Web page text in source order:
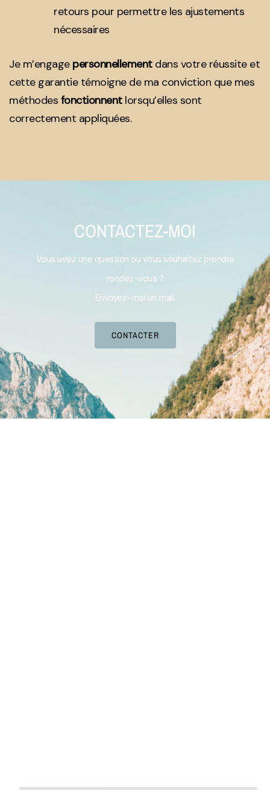
retours pour permettre les ajustements
nécessaires
Je m’engage personnellementdans votre réussite et
cette garantie témoigne de ma conviction que mes
méthodes fonctionnentlorsqu’elles sont
correctement appliquées.
CONTACTEZ-MOI
Vous avez une question ou vous souhaitez prendre
rendez-vous ?
Envoyez-moi un mail.
CONTACTER